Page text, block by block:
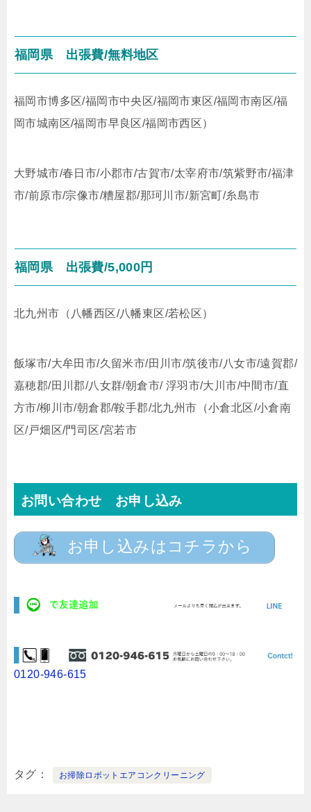
福岡県 出張費/無料地区
福岡市博多区/福岡市中央区/福岡市東区/福岡市南区/福
岡市城南区/福岡市早良区/福岡市西区）
大野城市/春日市/小郡市/古賀市/太宰府市/筑紫野市/福津
市/前原市/宗像市/糟屋郡/那珂川市/新宮町/糸島市
福岡県 出張費/5,000円
北九州市（八幡西区/八幡東区/若松区）
飯塚市/大牟田市/久留米市/田川市/筑後市/八女市/遠賀郡/
嘉穂郡/田川郡/八女群/朝倉市/ 浮羽市/大川市/中間市/直
方市/柳川市/朝倉郡/鞍手郡/北九州市（小倉北区/小倉南
区/戸畑区/門司区/宮若市
お問い合わせ お申し込み
お申し込みはコチラから
0120-946-615
タグ お掃除ロボットエアコンクリーニング